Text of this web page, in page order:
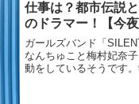
仕事は？都市伝説
のドラマー！【今夜
ガールズバンド「
なんちゅこと梅村妃奈
動をしているそうです。